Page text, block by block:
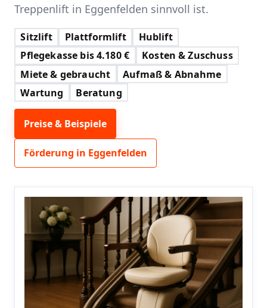
Treppenlift in Eggenfelden sinnvoll ist.
Sitzlift Plattformlift
Hublift
Pflegekasse bis 4.180 €
Kosten & Zuschuss
Miete & gebraucht
Aufmaß & Abnahme
Wartung
Beratung
Preise & Beispiele
Förderung in Eggenfelden